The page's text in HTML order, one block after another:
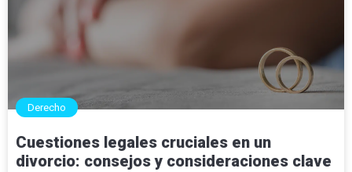
Derecho
Cuestiones legales cruciales en un
divorcio: consejos y consideraciones clave